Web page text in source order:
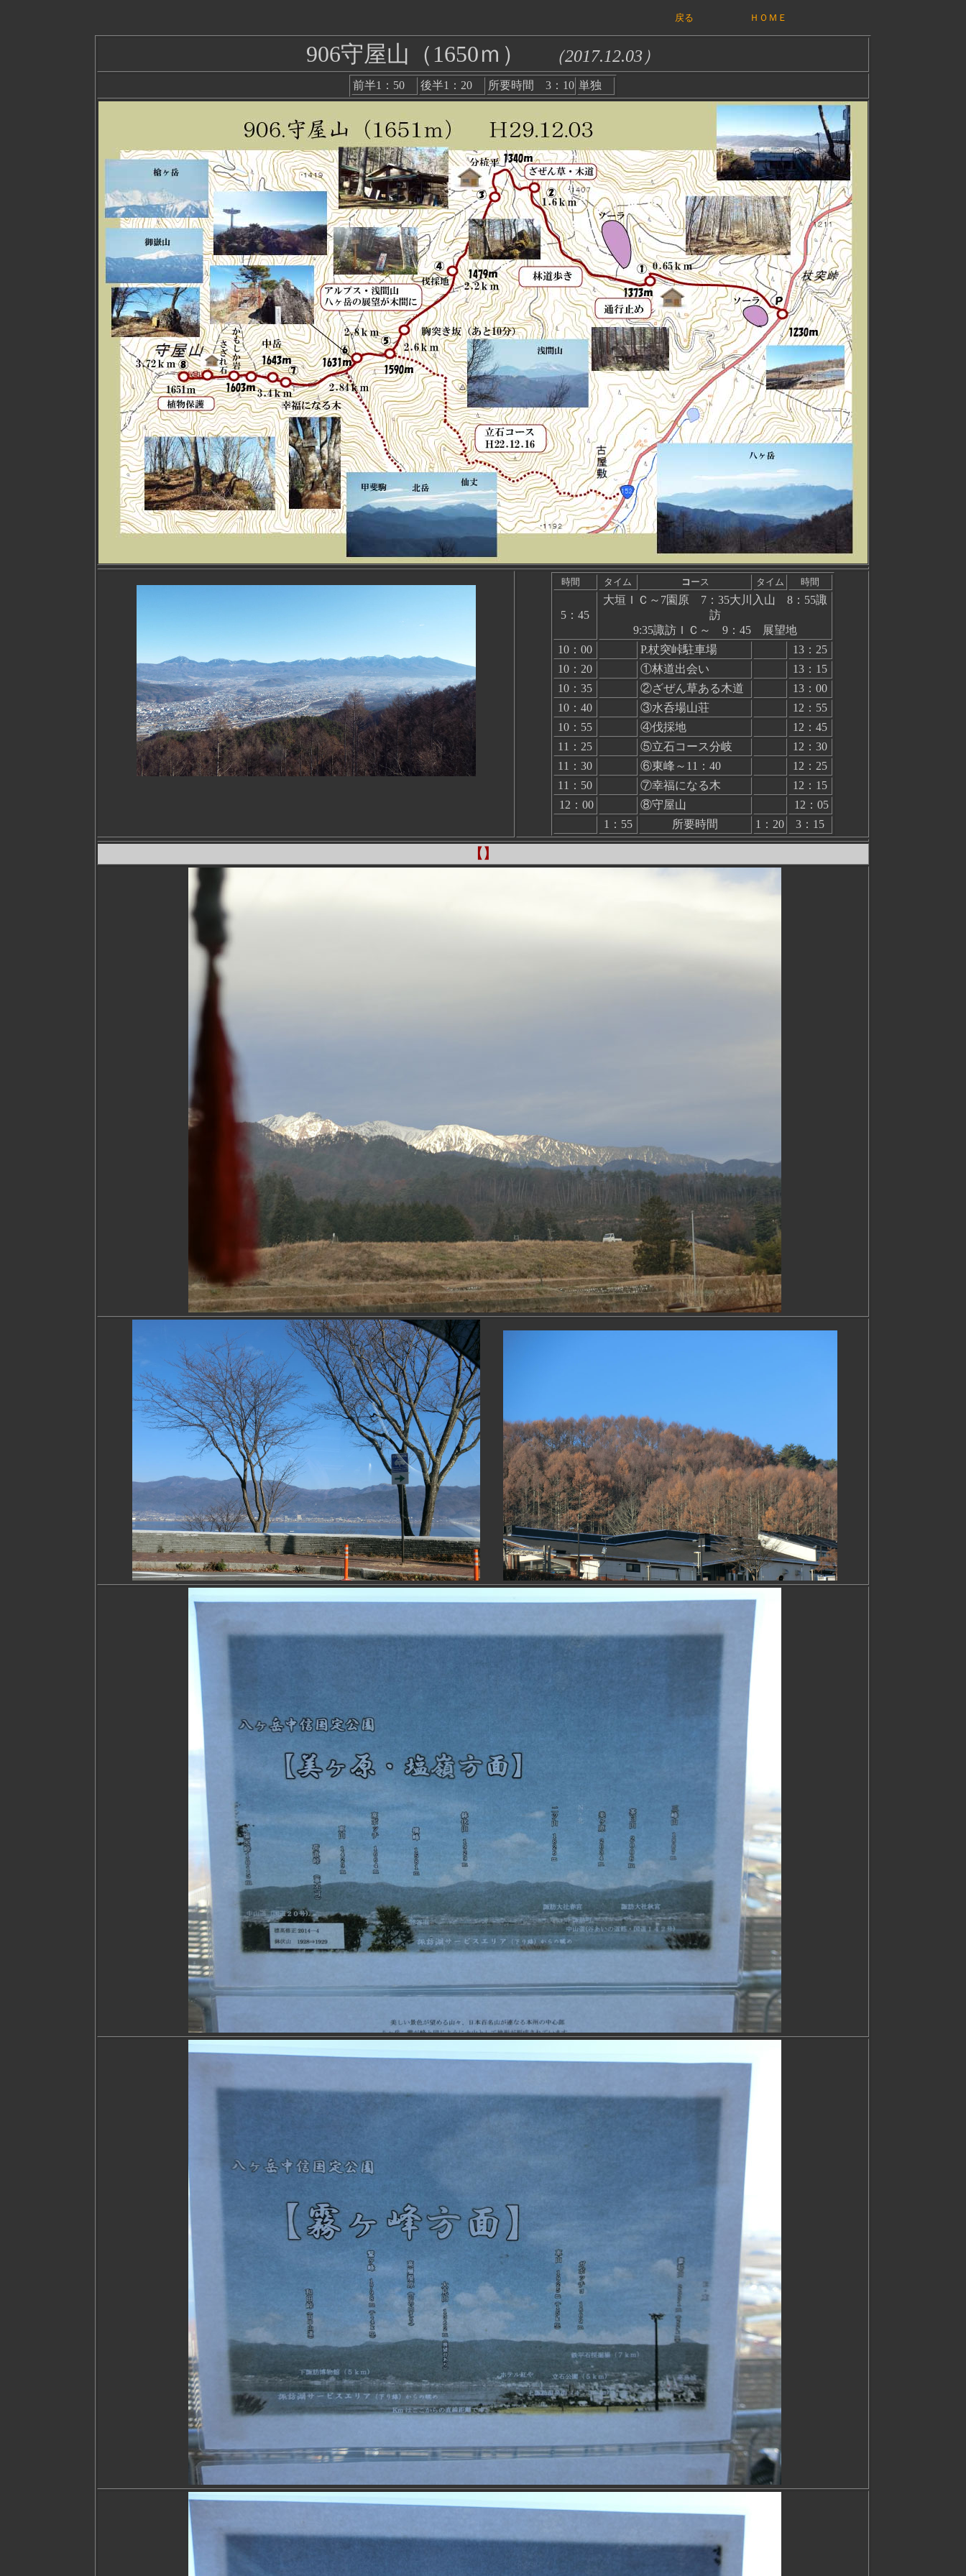
戻る ＨＯＭＥ
906守屋山（1650ｍ） （2017.12.03）
前半1：50 後半1：20 所要時間 3：10 単独
時間 タイム コ ース タイム 時間
5：45
大垣ＩＣ～7園原 7：35大川入山 8：55諏
訪
9:35諏訪ＩＣ～ 9：45 展望地
10：00
P.杖突峠駐車場
13：25
10：20
①林道出会い
13：15
10：35
②ざぜん草ある木道
13：00
10：40
③水呑場山荘
12：55
10：55
④伐採地
12：45
11：25
⑤立石コース分岐
12：30
11：30
⑥東峰～11：40
12：25
11：50
⑦幸福になる木
12：15
12：00
⑧守屋山
12：05
1：55
所要時間 1：20 3：15
【】